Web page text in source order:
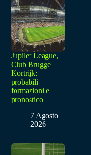
Jupiler League,
Club Brugge
Kortrijk:
probabili
formazioni e
pronostico
7 Agosto
2026